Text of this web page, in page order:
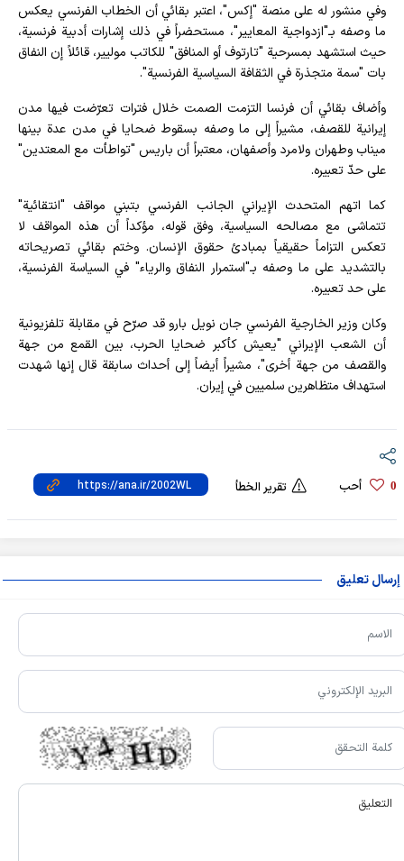
وفي منشور له على منصة "إكس"، اعتبر بقائي أن الخطاب الفرنسي يعكس
ما وصفه بـ"ازدواجية المعايير"، مستحضراً في ذلك إشارات أدبية فرنسية،
حيث استشهد بمسرحية "تارتوف أو المنافق" للكاتب موليير، قائلاً إن النفاق
بات "سمة متجذرة في الثقافة السياسية الفرنسية".
وأضاف بقائي أن فرنسا التزمت الصمت خلال فترات تعرّضت فيها مدن
إيرانية للقصف، مشيراً إلى ما وصفه بسقوط ضحايا في مدن عدة بينها
ميناب وطهران ولامرد وأصفهان، معتبراً أن باريس "تواطأت مع المعتدين"
على حدّ تعبيره.
كما اتهم المتحدث الإيراني الجانب الفرنسي بتبني مواقف "انتقائية"
تتماشى مع مصالحه السياسية، وفق قوله، مؤكداً أن هذه المواقف لا
تعكس التزاماً حقيقياً بمبادئ حقوق الإنسان. وختم بقائي تصريحاته
بالتشديد على ما وصفه بـ"استمرار النفاق والرياء" في السياسة الفرنسية،
على حد تعبيره.
وكان وزير الخارجية الفرنسي جان نويل بارو قد صرّح في مقابلة تلفزيونية
أن الشعب الإيراني "يعيش كأكبر ضحايا الحرب، بين القمع من جهة
والقصف من جهة أخرى"، مشيراً أيضاً إلى أحداث سابقة قال إنها شهدت
استهداف متظاهرين سلميين في إيران.
0 أحب تقرير الخطأ
إرسال تعليق